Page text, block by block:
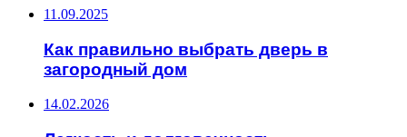
11.09.2025
Как правильно выбрать дверь в
загородный дом
14.02.2026